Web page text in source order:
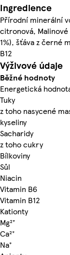
Ingredience
Přírodní minerální
citronová,
1%), šťáva z černé
B12
Výživové údaje
Běžné hodnoty
Energetická
Tuky
z toho nasycené
kyseliny
Sacharidy
z toho cukry
Bílkoviny
Sůl
Niacin
Vitamin B6
Vitamin B12
Kationty
Mg²⁺
Ca²⁺
Na⁺